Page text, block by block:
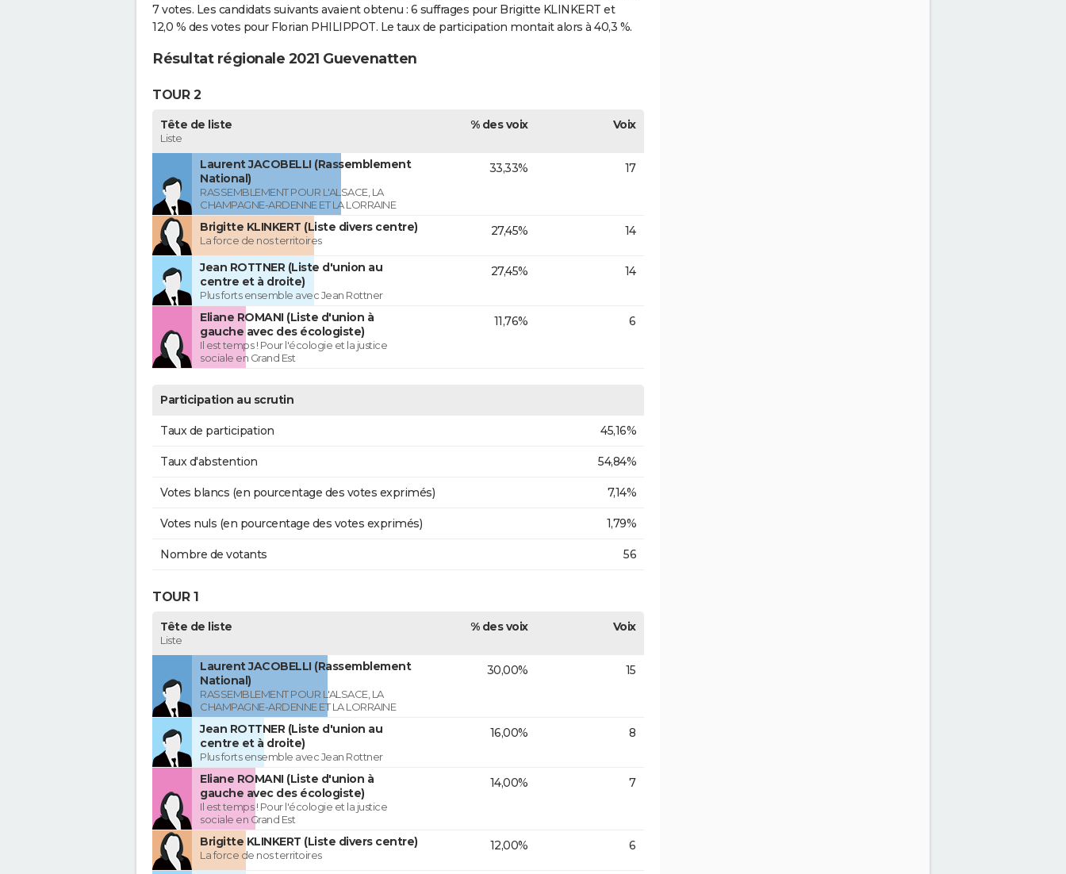
7 votes. Les candidats suivants avaient obtenu : 6 suffrages pour Brigitte KLINKERT et
12,0 % des votes pour Florian PHILIPPOT. Le taux de participation montait alors à 40,3 %.
Résultat régionale 2021 Guevenatten
TOUR 2
Tête de liste
Liste
% des voix Voix
Laurent JACOBELLI (Rassemblement
National)
RASSEMBLEMENT POUR L'ALSACE, LA
CHAMPAGNE-ARDENNE ET LA LORRAINE
33,33% 17
Brigitte KLINKERT (Liste divers centre)
La force de nos territoires
27,45% 14
Jean ROTTNER (Liste d'union au
centre et à droite)
Plus forts ensemble avec Jean Rottner
27,45% 14
Eliane ROMANI (Liste d'union à
gauche avec des écologiste)
Il est temps ! Pour l'écologie et la justice
sociale en Grand Est
11,76% 6
Participation au scrutin
Taux de participation 45,16%
Taux d'abstention 54,84%
Votes blancs (en pourcentage des votes exprimés) 7,14%
Votes nuls (en pourcentage des votes exprimés) 1,79%
Nombre de votants 56
TOUR 1
Tête de liste
Liste
% des voix Voix
Laurent JACOBELLI (Rassemblement
National)
RASSEMBLEMENT POUR L'ALSACE, LA
CHAMPAGNE-ARDENNE ET LA LORRAINE
30,00% 15
Jean ROTTNER (Liste d'union au
centre et à droite)
Plus forts ensemble avec Jean Rottner
16,00% 8
Eliane ROMANI (Liste d'union à
gauche avec des écologiste)
Il est temps ! Pour l'écologie et la justice
sociale en Grand Est
14,00% 7
Brigitte KLINKERT (Liste divers centre)
La force de nos territoires
12,00% 6